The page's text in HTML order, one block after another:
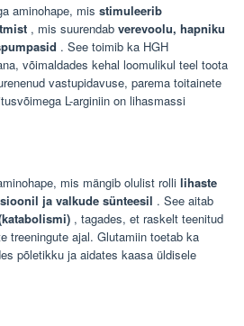
aminohape, mis stimuleerib
, mis suurendab verevoolu, hapniku
. See toimib ka HGH
võimaldades kehal loomulikul teel toota
vastupidavuse, parema toitainete
L-arginiin on lihasmassi
mis mängib olulist rolli lihaste
ja valkude sünteesil . See aitab
, tagades, et raskelt teenitud
treeningute ajal. Glutamiin toetab ka
põletikku ja aidates kaasa üldisele